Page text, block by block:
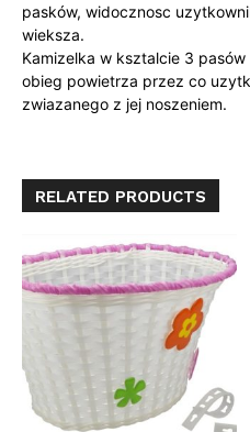
pasków, widocznosc
wieksza.
Kamizelka w ksztalcie 3
obieg powietrza przez co
zwiazanego z jej noszeniem.
RELATED PRODUCTS